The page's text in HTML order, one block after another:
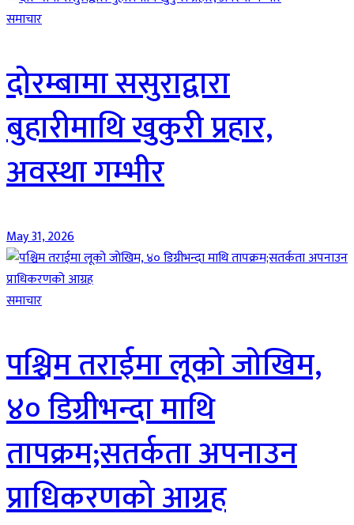
समाचार
दोरम्बामा ससुराद्वारा
बुहारीमाथि खुकुरी प्रहार,
अवस्था गम्भीर
May 31, 2026
समाचार
पश्चिम तराईमा लूको जोखिम,
४० डिग्रीभन्दा माथि
तापक्रम;सतर्कता अपनाउन
प्राधिकरणको आग्रह